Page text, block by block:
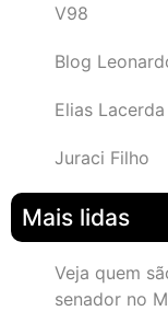
V98
Blog
Elias Lacerda
Juraci Filho
Mais lidas
Veja quem
senador no